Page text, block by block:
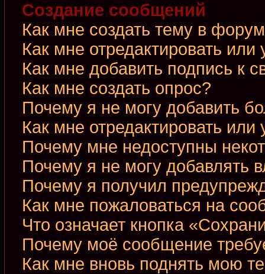
Создание сообщений
Как мне создать тему в
Как мне отредактировать
Как мне добавить подпись к
Как мне создать опрос?
Почему я не могу добавить
Как мне отредактировать или
Почему мне недоступны
Почему я не могу добавлять
Почему я получил
Как мне пожаловаться на
Что означает кнопка
Почему моё сообщение
Как мне вновь поднять мою